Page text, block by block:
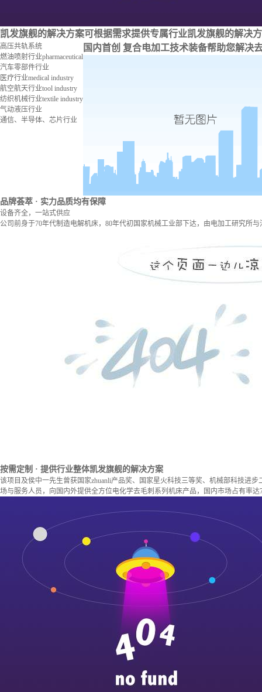
凯发旗舰的解决方案可根据需求提供专属行业凯发旗舰的解决
高压共轨系统
燃油喷射行业pharmaceutical
汽车零部件行业
医疗行业medical industry
航空航天行业tool industry
纺织机械行业textile industry
气动液压行业
通信、半导体、芯片行业
国内首创 复合电加工技术装备帮助您解决
品牌荟萃 · 实力品质均有保障
设备齐全，一站式供应
公司前身于70年代制造电解机床，80年代初国家机械工业部下达，由电加工研究所
按需定制 · 提供行业整体凯发旗舰的解决方案
该项目及侯中一先生曾获国家zhuanli产品奖、国家星火科技三等奖、机械部科技进
场与服务人员，向国内外提供全方位电化学去毛刺系列机床产品，国内市场占有率达